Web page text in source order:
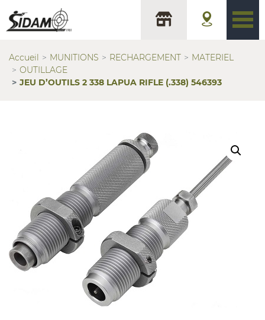
Accueil MUNITIONS RECHARGEMENT
MATERIEL
OUTILLAGE
JEU D’OUTILS 2 338 LAPUA RIFLE (.338) 546393